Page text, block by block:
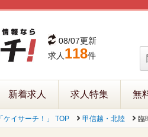
08/07更新
求人 118件
新着求人 求人特集 無
ケイサーチ！」 TOP 甲信越・北陸 臨